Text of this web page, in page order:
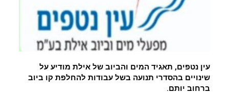
עין נטפים, תאגיד המים והביוב של אילת מודיע על
שינויים בהסדרי תנועה בשל עבודות להחלפת קו ביוב
ברחוב יותם.